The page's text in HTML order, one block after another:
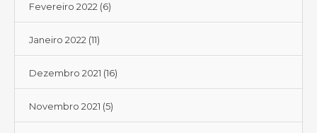
Fevereiro 2022 (6)
Janeiro 2022 (11)
Dezembro 2021 (16)
Novembro 2021 (5)